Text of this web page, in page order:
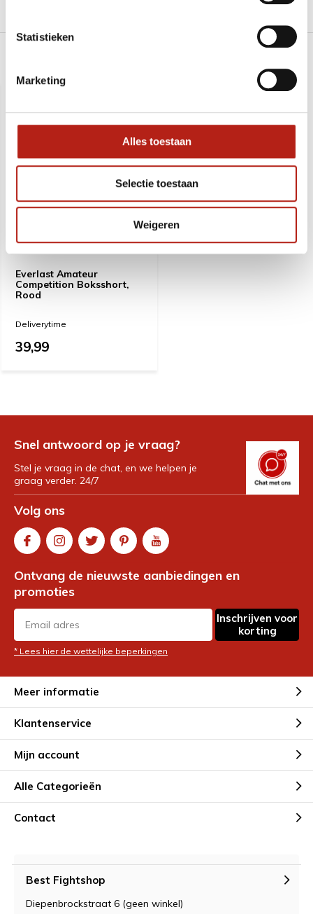
Statistieken
Marketing
Alles toestaan
Selectie toestaan
Weigeren
Everlast Amateur
Competition Boksshort,
Rood
Deliverytime
39,99
Snel antwoord op je vraag?
Stel je vraag in de chat, en we helpen je
graag verder. 24/7
Volg ons
Ontvang de nieuwste aanbiedingen en
promoties
Inschrijven voor
korting
* Lees hier de wettelijke beperkingen
Meer informatie
Klantenservice
Mijn account
Alle Categorieën
Contact
Best Fightshop
Diepenbrockstraat 6 (geen winkel)